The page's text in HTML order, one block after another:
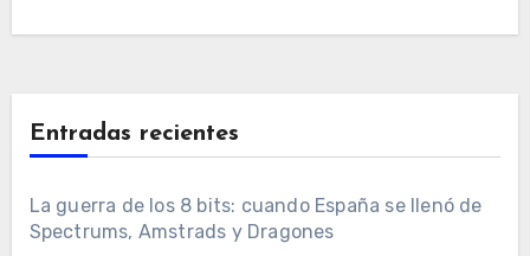
Entradas recientes
La guerra de los 8 bits: cuando España se llenó de
Spectrums, Amstrads y Dragones